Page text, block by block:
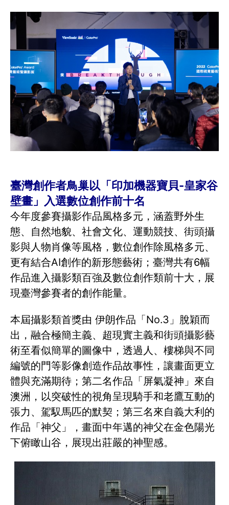
臺灣創作者鳥巢以「印加機器寶貝-皇家谷
壁畫」入選數位創作前十名
今年度參賽攝影作品風格多元，涵蓋野外生
態、自然地貌、社會文化、運動競技、街頭攝
影與人物肖像等風格，數位創作除風格多元、
更有結合AI創作的新形態藝術；臺灣共有6幅
作品進入攝影類百強及數位創作類前十大，展
現臺灣參賽者的創作能量。
本屆攝影類首獎由 伊朗作品「No.3」脫穎而
出，融合極簡主義、超現實主義和街頭攝影藝
術至看似簡單的圖像中，透過人、樓梯與不同
編號的門等影像創造作品故事性，讓畫面更立
體與充滿期待；第二名作品「屏氣凝神」來自
澳洲，以突破性的視角呈現騎手和老鷹互動的
張力、駕馭馬匹的默契；第三名來自義大利的
作品「神父」，畫面中年邁的神父在金色陽光
下俯瞰山谷，展現出莊嚴的神聖感。